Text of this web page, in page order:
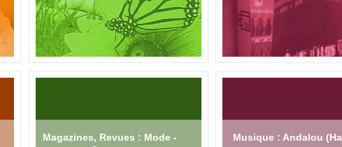
Magazines, Revues : Mode -
Musique : Andalou